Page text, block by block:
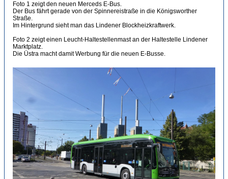
Foto 1 zeigt den neuen Merceds E-Bus.
Der Bus fährt gerade von der Spinnereistraße in die Königsworther
Straße.
Im Hintergrund sieht man das Lindener Blockheizkraftwerk.
Foto 2 zeigt einen Leucht-Haltestellenmast an der Haltestelle Lindener
Marktplatz.
Die Üstra macht damit Werbung für die neuen E-Busse.